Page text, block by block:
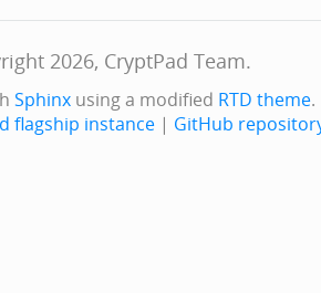
2026, CryptPad Team.
Sphinxusing a modified RTD theme.
flagship instance| GitHub